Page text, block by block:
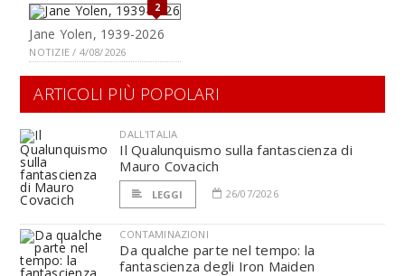
2
Jane Yolen, 1939-2026
NOTIZIE / 4/08/2026
ARTICOLI PIÙ POPOLARI
DALL'ITALIA
Il Qualunquismo sulla fantascienza di
Mauro Covacich
LEGGI 26/07/2026
CONTAMINAZIONI
Da qualche parte nel tempo: la
fantascienza degli Iron Maiden